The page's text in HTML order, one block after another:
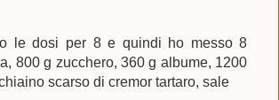
le dosi per 8 e quindi ho messo 8
800 g zucchero, 360 g albume, 1200
scarso di cremor tartaro, sale